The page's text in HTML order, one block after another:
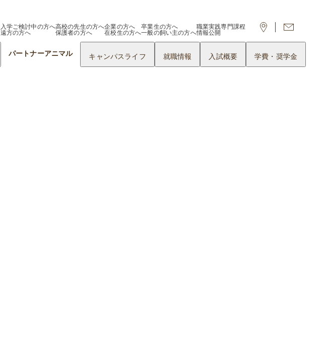
入学ご検討中の方へ
遠方の方へ
高校の先生の方へ
保護者の方へ
企業の方へ
在校生の方へ
卒業生の方へ
一般の飼い主の方へ
職業実践専門課程
情報公開
パートナーアニマル キャンパスライフ 就職情報 入試概要 学費・奨学金